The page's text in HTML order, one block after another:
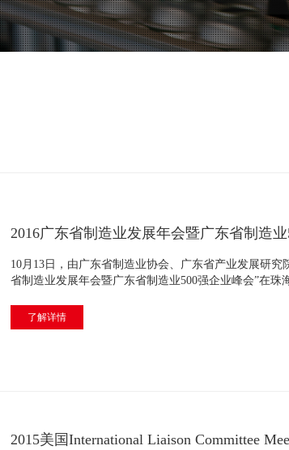
2016广东省制造业发展年会暨广东省制造
10月13日，由广东省制造业协会、广东省产业发展研
省制造业发展年会暨广东省制造业500强企业峰会”在
了解详情
2015美国International Liaison Committee